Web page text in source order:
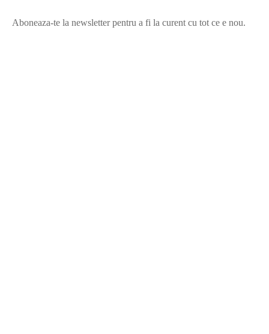
Aboneaza-te la newsletter pentru a fi la curent cu tot ce e nou.